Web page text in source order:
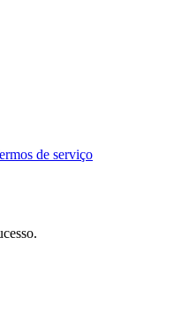
de serviço